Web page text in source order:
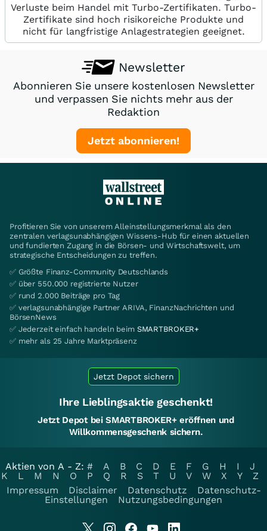
Verluste beim Handel mit Turbo-Zertifikaten. Turbo-
Zertifikate sind hoch risikoreiche Produkte und
nicht für langfristige Anlagestrategien geeignet.
Newsletter
Abonnieren Sie unsere kostenlosen Newsletter
und verpassen Sie nichts mehr aus der
Redaktion
Jetzt abonnieren!
Profitieren Sie von unserem Alleinstellungsmerkmal als den
zentralen verlagsunabhängigen Wissens-Hub für einen aktuellen
und fundierten Zugang in die Börsen- und Wirtschaftswelt, um
strategische Entscheidungen zu treffen.
✅ Größte Finanz-Community Deutschlands
✅ über 550.000 registrierte Nutzer
✅ rund 2.000 Beiträge pro Tag
✅ verlagsunabhängige Partner ARIVA, FinanzNachrichten und
BörsenNews
✅ Jederzeit einfach handeln beim SMARTBROKER+
✅ mehr als 25 Jahre Marktpräsenz
Jetzt Depot sichern
Ihre Lieblingsaktie geschenkt!
Jetzt Depot bei SMARTBROKER+ eröffnen und
Willkommensgeschenk sichern.
Aktien von A - Z: # A B C D E F G H I
J
K
L M N O P Q R S T U V W X Y
Z
Impressum
Disclaimer Datenschutz
Datenschutz-
Einstellungen
Nutzungsbedingungen